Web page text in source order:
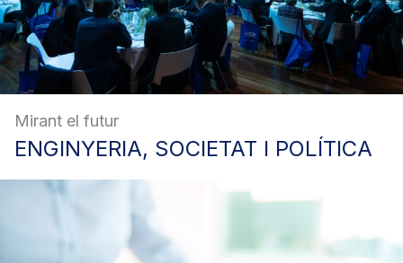
Mirant el futur
ENGINYERIA, SOCIETAT I POLÍTICA